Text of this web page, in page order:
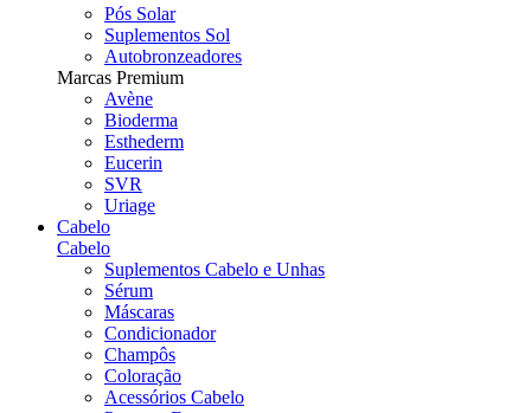
Pós Solar
Suplementos Sol
Autobronzeadores
Marcas Premium
Avène
Bioderma
Esthederm
Eucerin
SVR
Uriage
Cabelo
Cabelo
Suplementos Cabelo e Unhas
Sérum
Máscaras
Condicionador
Champôs
Coloração
Acessórios Cabelo